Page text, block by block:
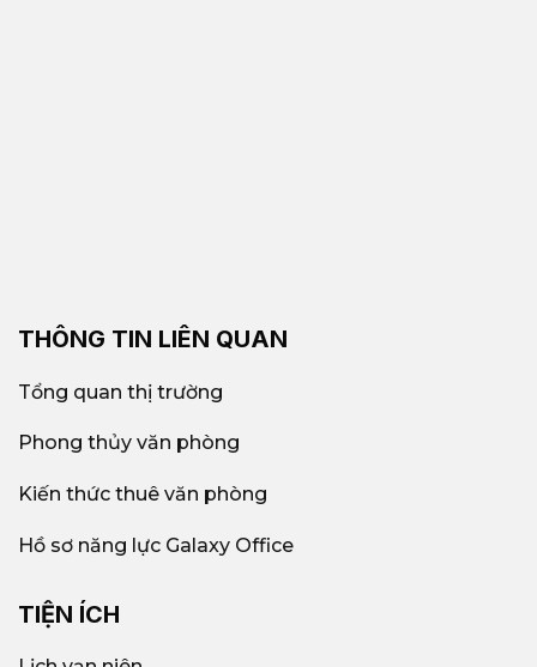
THÔNG TIN LIÊN QUAN
Tổng quan thị trường
Phong thủy văn phòng
Kiến thức thuê văn phòng
Hồ sơ năng lực Galaxy Office
TIỆN ÍCH